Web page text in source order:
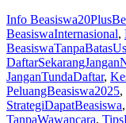
Info Beasiswa
BeasiswaInternasional,
JanganTundaDaftar,
PeluangBeasiswa2025,
StrategiDapatBeasiswa,
TanpaWawancara,